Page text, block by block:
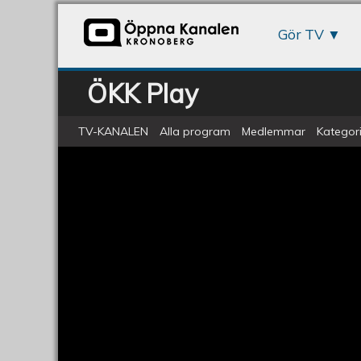
Gör TV
ÖKK Play
TV-KANALEN Alla program Medlemmar